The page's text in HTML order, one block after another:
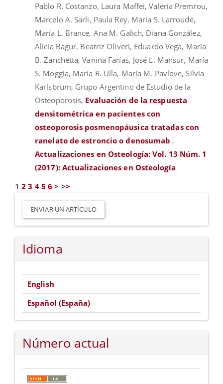
Pablo R. Costanzo, Laura Maffei, Valeria Premrou,
Marcelo A. Sarli, Paula Rey, María S. Larroudé,
María L. Brance, Ana M. Galich, Diana González,
Alicia Bagur, Beatriz Oliveri, Eduardo Vega, María
B. Zanchetta, Vanina Farías, José L. Mansur, María
S. Moggia, María R. Ulla, María M. Pavlove, Silvia
Karlsbrum, Grupo Argentino de Estudio de la
Osteoporosis, Evaluación de la respuesta
densitométrica en pacientes con
osteoporosis posmenopáusica tratadas con
ranelato de estroncio o denosumab ,
Actualizaciones en Osteología: Vol. 13 Núm. 1
(2017): Actualizaciones en Osteología
1 2 3 4 5 6 > >>
Enviar
artículo
ENVIAR UN ARTÍCULO
Idioma
English
Español (España)
Número actual